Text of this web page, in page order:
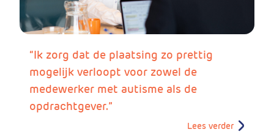
“Ik zorg dat de plaatsing zo prettig
mogelijk verloopt voor zowel de
medewerker met autisme als de
opdrachtgever.”
Lees verder